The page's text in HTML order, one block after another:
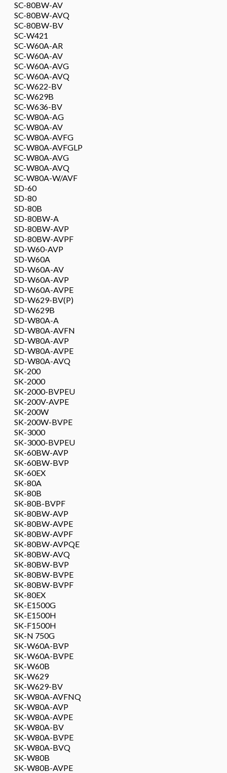
SC-80BW-AV
SC-80BW-AVQ
SC-80BW-BV
SC-W421
SC-W60A-AR
SC-W60A-AV
SC-W60A-AVG
SC-W60A-AVQ
SC-W622-BV
SC-W629B
SC-W636-BV
SC-W80A-AG
SC-W80A-AV
SC-W80A-AVFG
SC-W80A-AVFGLP
SC-W80A-AVG
SC-W80A-AVQ
SC-W80A-W/AVF
SD-60
SD-80
SD-80B
SD-80BW-A
SD-80BW-AVP
SD-80BW-AVPF
SD-W60-AVP
SD-W60A
SD-W60A-AV
SD-W60A-AVP
SD-W60A-AVPE
SD-W629-BV(P)
SD-W629B
SD-W80A-A
SD-W80A-AVFN
SD-W80A-AVP
SD-W80A-AVPE
SD-W80A-AVQ
SK-200
SK-2000
SK-2000-BVPEU
SK-200V-AVPE
SK-200W
SK-200W-BVPE
SK-3000
SK-3000-BVPEU
SK-60BW-AVP
SK-60BW-BVP
SK-60EX
SK-80A
SK-80B
SK-80B-BVPF
SK-80BW-AVP
SK-80BW-AVPE
SK-80BW-AVPF
SK-80BW-AVPQE
SK-80BW-AVQ
SK-80BW-BVP
SK-80BW-BVPE
SK-80BW-BVPF
SK-80EX
SK-E1500G
SK-E1500H
SK-F1500H
SK-N 750G
SK-W60A-BVP
SK-W60A-BVPE
SK-W60B
SK-W629
SK-W629-BV
SK-W80A-AVFNQ
SK-W80A-AVP
SK-W80A-AVPE
SK-W80A-BV
SK-W80A-BVPE
SK-W80A-BVQ
SK-W80B
SK-W80B-AVPE